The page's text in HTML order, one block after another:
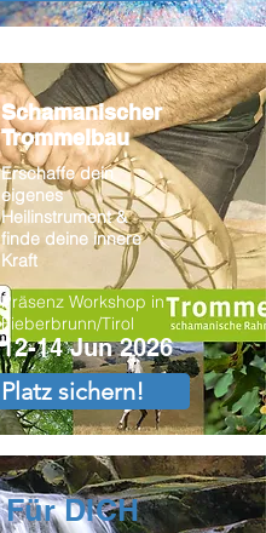
Schamanischer
Trommelbau
Erschaffe dein
eigenes
Heilinstrument &
finde deine innere
Kraft
Präsenz Workshop in
Fieberbrunn/Tirol
12-14 Jun 2026
Platz sichern!
Für DICH